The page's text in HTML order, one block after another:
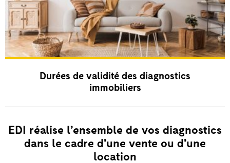
Durées de validité des diagnostics
immobiliers
EDI réalise l’ensemble de vos diagnostics
dans le cadre d’une vente ou d’une
location